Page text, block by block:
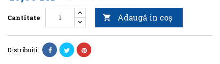
Cantitate  Adaugă in coş
Distribuiti